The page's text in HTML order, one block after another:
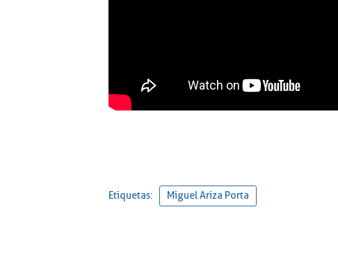
Etiquetas: Miguel Ariza Porta